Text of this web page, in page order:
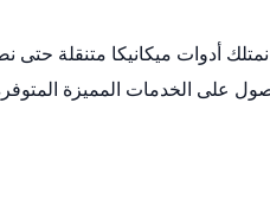
أدوات ميكانيكا متنقلة حتى
على الخدمات المميزة